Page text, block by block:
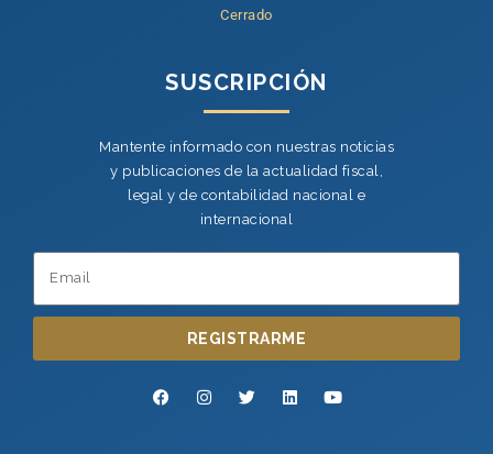
Cerrado
SUSCRIPCIÓN
Mantente informado con nuestras noticias
y publicaciones de la actualidad fiscal,
legal y de contabilidad nacional e
internacional
REGISTRARME